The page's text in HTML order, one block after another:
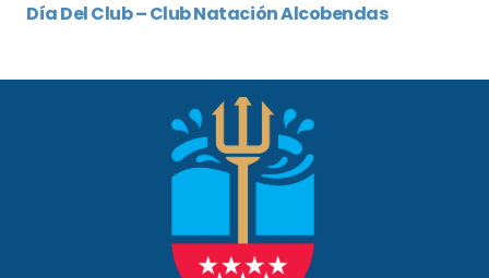
Día Del Club – Club Natación Alcobendas